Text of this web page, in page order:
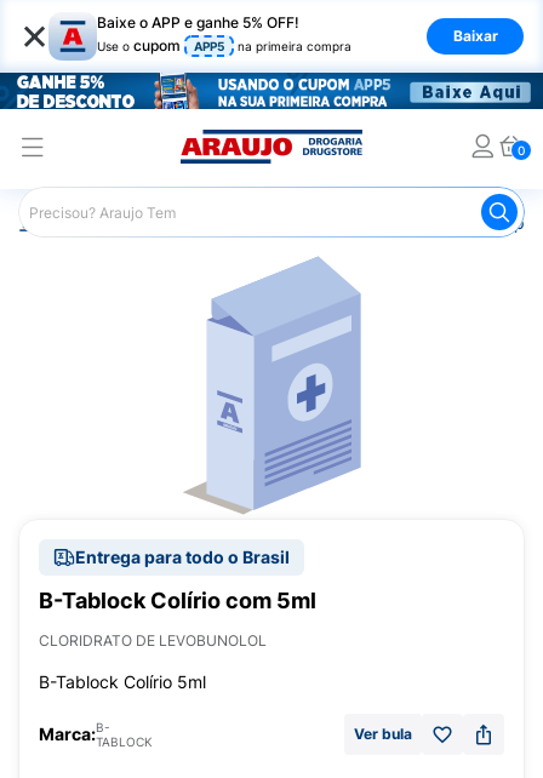
× Baixe o APP e ganhe 5% OFF!
Use o cupom APP5 na primeira compra
Baixar
0
Araujo Medicamentos Remédio
Entrega para todo o Brasil
B-Tablock Colírio com 5ml
CLORIDRATO DE LEVOBUNOLOL
B-Tablock Colírio 5ml
Marca:B-
TABLOCK
Ver bula